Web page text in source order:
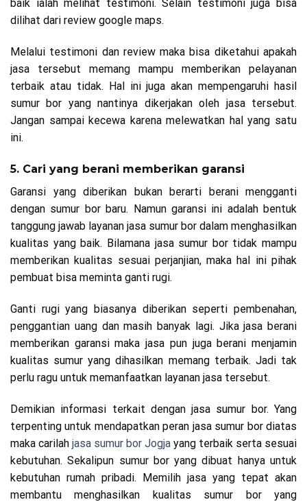
baik ialah melihat testimoni. Selain testimoni juga bisa
dilihat dari review google maps.
Melalui testimoni dan review maka bisa diketahui apakah
jasa tersebut memang mampu memberikan pelayanan
terbaik atau tidak. Hal ini juga akan mempengaruhi hasil
sumur bor yang nantinya dikerjakan oleh jasa tersebut.
Jangan sampai kecewa karena melewatkan hal yang satu
ini.
5. Cari yang berani memberikan garansi
Garansi yang diberikan bukan berarti berani mengganti
dengan sumur bor baru. Namun garansi ini adalah bentuk
tanggung jawab layanan jasa sumur bor dalam menghasilkan
kualitas yang baik. Bilamana jasa sumur bor tidak mampu
memberikan kualitas sesuai perjanjian, maka hal ini pihak
pembuat bisa meminta ganti rugi.
Ganti rugi yang biasanya diberikan seperti pembenahan,
penggantian uang dan masih banyak lagi. Jika jasa berani
memberikan garansi maka jasa pun juga berani menjamin
kualitas sumur yang dihasilkan memang terbaik. Jadi tak
perlu ragu untuk memanfaatkan layanan jasa tersebut.
Demikian informasi terkait dengan jasa sumur bor. Yang
terpenting untuk mendapatkan peran jasa sumur bor diatas
maka carilah jasa sumur bor Jogja yang terbaik serta sesuai
kebutuhan. Sekalipun sumur bor yang dibuat hanya untuk
kebutuhan rumah pribadi. Memilih jasa yang tepat akan
membantu menghasilkan kualitas sumur bor yang